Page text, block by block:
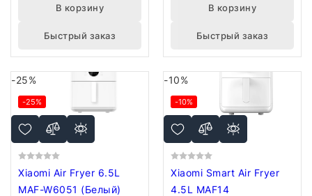
В корзину
Быстрый заказ
В корзину
Быстрый заказ
-25%
-25%
Xiaomi Air Fryer 6.5L
MAF-W6051 (Белый)
-10%
-10%
Xiaomi Smart Air Fryer
4.5L MAF14